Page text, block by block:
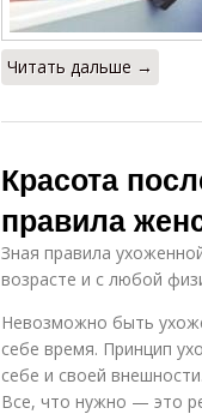
Читать дальше →
Красота
правила
Зная правила
возрасте и с любой
Невозможно быть
себе время. Принцип
себе и своей
Все, что нужно — это